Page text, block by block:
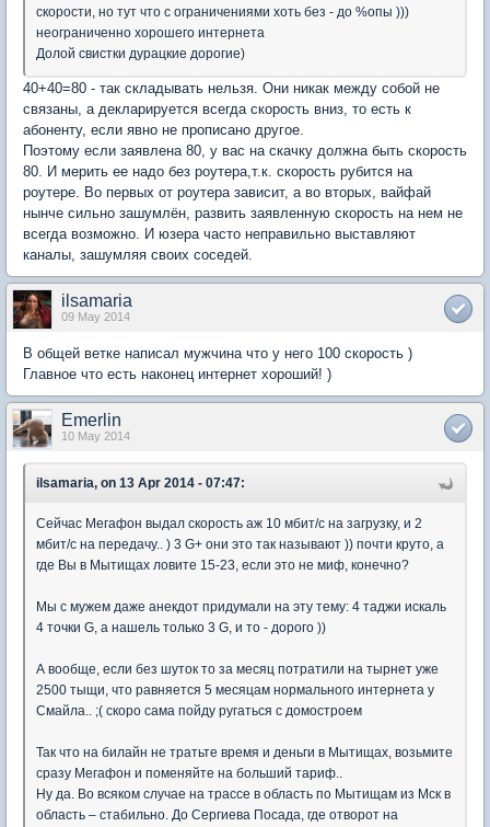
скорости, но тут что с ограничениями хоть без - до %опы )))
неограниченно хорошего интернета
Долой свистки дурацкие дорогие)
40+40=80 - так складывать нельзя. Они никак между собой не
связаны, а декларируется всегда скорость вниз, то есть к
абоненту, если явно не прописано другое.
Поэтому если заявлена 80, у вас на скачку должна быть скорость
80. И мерить ее надо без роутера,т.к. скорость рубится на
роутере. Во первых от роутера зависит, а во вторых, вайфай
нынче сильно зашумлён, развить заявленную скорость на нем не
всегда возможно. И юзера часто неправильно выставляют
каналы, зашумляя своих соседей.
ilsamaria
09 May 2014
В общей ветке написал мужчина что у него 100 скорость )
Главное что есть наконец интернет хороший! )
Emerlin
10 May 2014
ilsamaria, on 13 Apr 2014 - 07:47:
Сейчас Мегафон выдал скорость аж 10 мбит/с на загрузку, и 2
мбит/с на передачу.. ) 3 G+ они это так называют )) почти круто, а
где Вы в Мытищах ловите 15-23, если это не миф, конечно?
Мы с мужем даже анекдот придумали на эту тему: 4 таджи искаль
4 точки G, а нашель только 3 G, и то - дорого ))
А вообще, если без шуток то за месяц потратили на тырнет уже
2500 тыщи, что равняется 5 месяцам нормального интернета у
Смайла.. ;( скоро сама пойду ругаться с домостроем
Так что на билайн не тратьте время и деньги в Мытищах, возьмите
сразу Мегафон и поменяйте на больший тариф..
Ну да. Во всяком случае на трассе в область по Мытищам из Мск в
область – стабильно. До Сергиева Посада, где отворот на